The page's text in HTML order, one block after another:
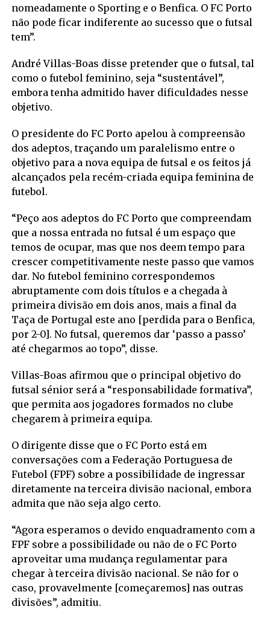
nomeadamente o Sporting e o Benfica. O FC Porto
não pode ficar indiferente ao sucesso que o futsal
tem”.
André Villas-Boas disse pretender que o futsal, tal
como o futebol feminino, seja “sustentável”,
embora tenha admitido haver dificuldades nesse
objetivo.
O presidente do FC Porto apelou à compreensão
dos adeptos, traçando um paralelismo entre o
objetivo para a nova equipa de futsal e os feitos já
alcançados pela recém-criada equipa feminina de
futebol.
“Peço aos adeptos do FC Porto que compreendam
que a nossa entrada no futsal é um espaço que
temos de ocupar, mas que nos deem tempo para
crescer competitivamente neste passo que vamos
dar. No futebol feminino correspondemos
abruptamente com dois títulos e a chegada à
primeira divisão em dois anos, mais a final da
Taça de Portugal este ano [perdida para o Benfica,
por 2-0]. No futsal, queremos dar ‘passo a passo’
até chegarmos ao topo”, disse.
Villas-Boas afirmou que o principal objetivo do
futsal sénior será a “responsabilidade formativa”,
que permita aos jogadores formados no clube
chegarem à primeira equipa.
O dirigente disse que o FC Porto está em
conversações com a Federação Portuguesa de
Futebol (FPF) sobre a possibilidade de ingressar
diretamente na terceira divisão nacional, embora
admita que não seja algo certo.
“Agora esperamos o devido enquadramento com a
FPF sobre a possibilidade ou não de o FC Porto
aproveitar uma mudança regulamentar para
chegar à terceira divisão nacional. Se não for o
caso, provavelmente [começaremos] nas outras
divisões”, admitiu.